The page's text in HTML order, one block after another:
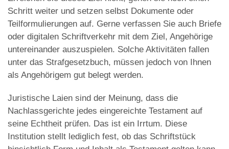
Schritt weiter und setzen selbst Dokumente oder
Teilformulierungen auf. Gerne verfassen Sie auch Briefe
oder digitalen Schriftverkehr mit dem Ziel, Angehörige
untereinander auszuspielen. Solche Aktivitäten fallen
unter das Strafgesetzbuch, müssen jedoch von Ihnen
als Angehörigem gut belegt werden.
Juristische Laien sind der Meinung, dass die
Nachlassgerichte jedes eingereichte Testament auf
seine Echtheit prüfen. Das ist ein Irrtum. Diese
Institution stellt lediglich fest, ob das Schriftstück